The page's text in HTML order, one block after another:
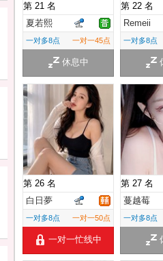
第 21 名
夏若熙
一对多8点 一对一45点
休息中
第 22 名
Remeii
一对多8点
第 26 名
白日夢
一对多8点 一对一50点
一对一忙线中
第 27 名
蔓越莓
一对多8点